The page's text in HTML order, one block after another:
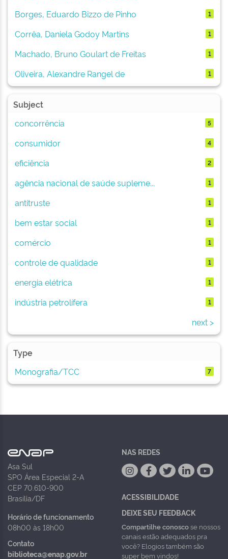
Borges, Eduardo Bizzo de Pinho 1
Corrêa, Daniela Godoy Martins 1
Machado, Bruno Goulart de Freitas 1
Oliveira, Alexandre Rangel de 1
Subject
concorrência
5
consumidor 4
eficiência 2
agência nacional de saúde supleme... 1
antitruste 1
bem estar social 1
comércio 1
controle de qualidade 1
energia elétrica 1
indústria petrolífera 1
next >
Type
Monografia/TCC
7
Asa Sul
SPO Área Especial 2-A
CEP 70.610-900
Brasília/DF
Horário de funcionamento
08h00 às 18h00
Contato
biblioteca@enap.gov.br
NAS REDES
ACESSIBILIDADE
DEIXE SEU FEEDBACK
Compartilhe conoscose nossos
canais estão adequados pra
você? Elogios também são
super bem vindos!